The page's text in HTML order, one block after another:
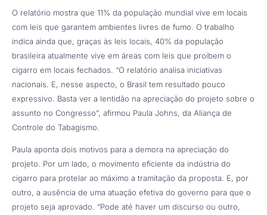
O relatório mostra que 11% da população mundial vive em locais
com leis que garantem ambientes livres de fumo. O trabalho
indica ainda que, graças às leis locais, 40% da população
brasileira atualmente vive em áreas com leis que proíbem o
cigarro em locais fechados. “O relatório analisa iniciativas
nacionais. E, nesse aspecto, o Brasil tem resultado pouco
expressivo. Basta ver a lentidão na apreciação do projeto sobre o
assunto no Congresso”, afirmou Paula Johns, da Aliança de
Controle do Tabagismo.
Paula aponta dois motivos para a demora na apreciação do
projeto. Por um lado, o movimento eficiente da indústria do
cigarro para protelar ao máximo a tramitação da proposta. E, por
outro, a ausência de uma atuação efetiva do governo para que o
projeto seja aprovado. “Pode até haver um discurso ou outro,